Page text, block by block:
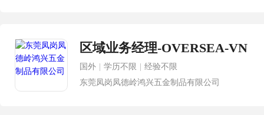
区域业务经理-OVERSEA-VN
国外 学历不限
经验不限
东莞凤岗凤德岭鸿兴五金制品有限公司